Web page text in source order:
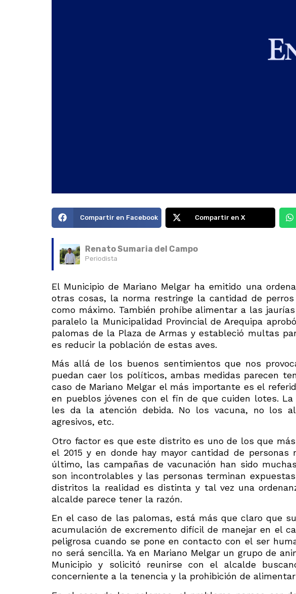
Compartir en Facebook Compartir en X
Renato Sumaria del Campo
Periodista
El Municipio de Mariano Melgar ha emitido una
otras cosas, la norma restringe la cantidad de
como máximo. También prohíbe alimentar a las
paralelo la Municipalidad Provincial de Arequipa
palomas de la Plaza de Armas y estableció multas
es reducir la población de estas aves.
Más allá de los buenos sentimientos que nos
puedan caer los políticos, ambas medidas parecen
caso de Mariano Melgar el más importante es el
en pueblos jóvenes con el fin de que cuiden lotes.
les da la atención debida. No los vacuna, no los
agresivos, etc.
Otro factor es que este distrito es uno de los que
el 2015 y en donde hay mayor cantidad de personas
último, las campañas de vacunación han sido
son incontrolables y las personas terminan
distritos la realidad es distinta y tal vez una
alcalde parece tener la razón.
En el caso de las palomas, está más que claro que
acumulación de excremento difícil de manejar en el
peligrosa cuando se pone en contacto con el ser
no será sencilla. Ya en Mariano Melgar un grupo de
Municipio y solicitó reunirse con el alcalde
concerniente a la tenencia y la prohibición de